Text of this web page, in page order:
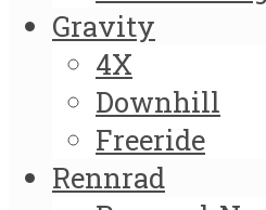
Gravity
4X
Downhill
Freeride
Rennrad